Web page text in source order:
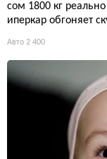
сом 1800 кг
иперкар обгоняет
Авто 2 400